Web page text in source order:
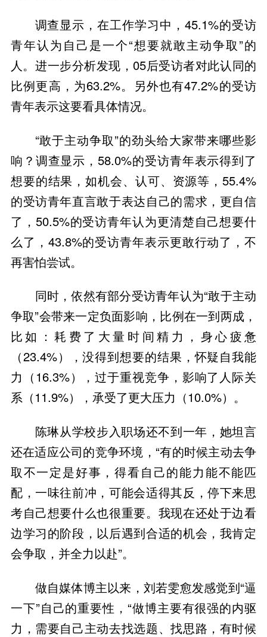
调查显示，在工作学习中，45.1%的受访
青年认为自己是一个“想要就敢主动争取”的
人。进一步分析发现，05后受访者对此认同的
比例更高，为63.2%。另外也有47.2%的受访
青年表示这要看具体情况。
“敢于主动争取”的劲头给大家带来哪些影
响？调查显示，58.0%的受访青年表示得到了
想要的结果，如机会、认可、资源等，55.4%
的受访青年直言敢于表达自己的需求，更自信
了，50.5%的受访青年认为更清楚自己想要什
么了，43.8%的受访青年表示更敢行动了，不
再害怕尝试。
同时，依然有部分受访青年认为“敢于主动
争取”会带来一定负面影响，比例在一到两成，
比如：耗费了大量时间精力，身心疲惫
（23.4%），没得到想要的结果，怀疑自我能
力（16.3%），过于重视竞争，影响了人际关
系（11.9%），承受了更大压力（10.0%）。
陈琳从学校步入职场还不到一年，她坦言
还在适应公司的竞争环境，“有的时候主动去争
取不一定是好事，得看自己的能力能不能匹
配，一味往前冲，可能会适得其反，停下来思
考自己想要什么也很重要。我现在还处于边看
边学习的阶段，以后遇到合适的机会，我肯定
会争取，并全力以赴”。
做自媒体博主以来，刘若雯愈发感觉到“逼
一下”自己的重要性，“做博主要有很强的内驱
力，需要自己主动去找选题、找思路，有时候